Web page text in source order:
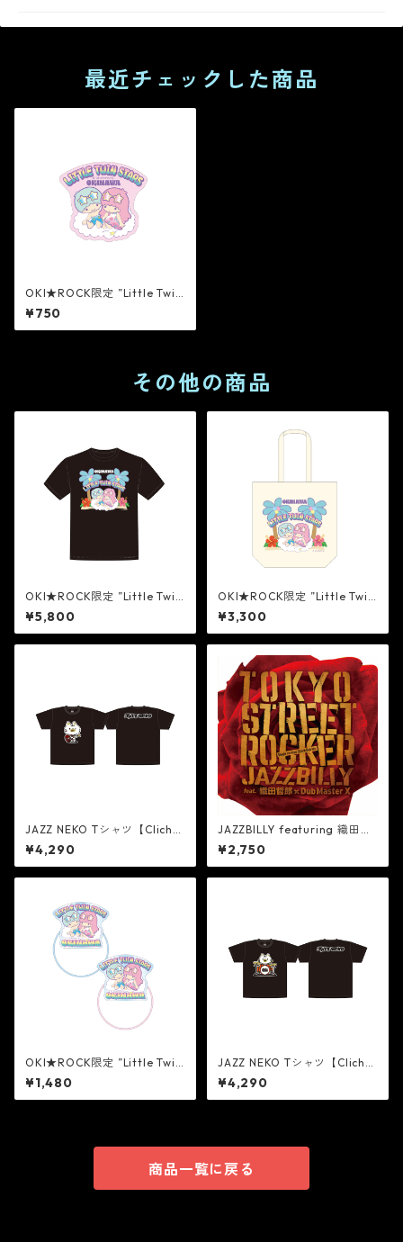
最近チェックした商品
OKI★ROCK限定 ”Little Twin
Stars” ステッカー[PINK]
¥750
その他の商品
OKI★ROCK限定 ”Little Twin
Stars” Tシャツ [BLACK]
¥5,800
OKI★ROCK限定 ”Little Twin
Stars” トートバッグ
¥3,300
JAZZ NEKO Tシャツ【Cliché
On Guitar】
¥4,290
JAZZBILLY featuring 織田哲
郎 × Dub Master X “東京スト
リートロッカー” 12 インチシ
ングル・ダブ Mix（限定アナ
¥2,750
OKI★ROCK限定 ”Little Twin
Stars” ヘアゴムセット
¥1,480
JAZZ NEKO Tシャツ【Cliché
On Drums】
¥4,290
商品一覧に戻る